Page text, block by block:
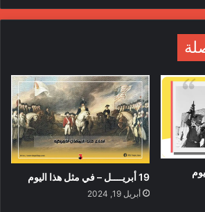
19 أبريــــل – في مثل هذا اليوم
أبريل 19, 2024